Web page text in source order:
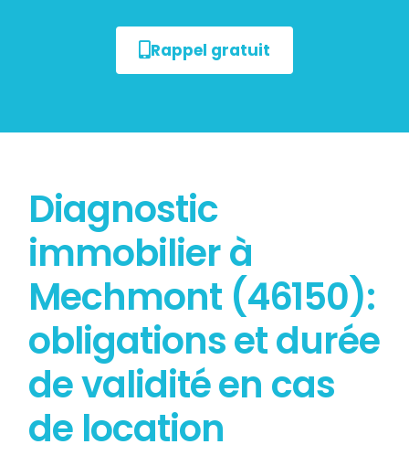
Rappel gratuit
Diagnostic
immobilier à
Mechmont (46150):
obligations et durée
de validité en cas
de location